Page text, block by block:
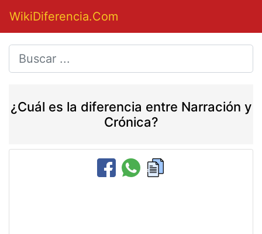
WikiDiferencia.Com
¿Cuál es la diferencia entre Narración y
Crónica?